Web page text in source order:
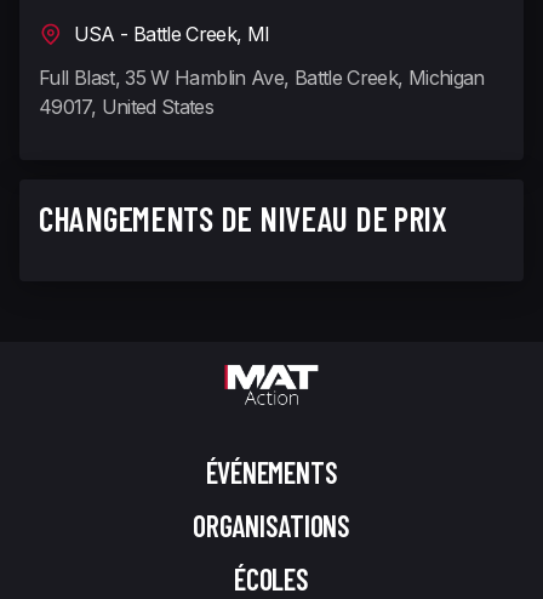
USA - Battle Creek, MI
Full Blast, 35 W Hamblin Ave, Battle Creek, Michigan
49017, United States
CHANGEMENTS DE NIVEAU DE PRIX
ÉVÉNEMENTS
ORGANISATIONS
ÉCOLES